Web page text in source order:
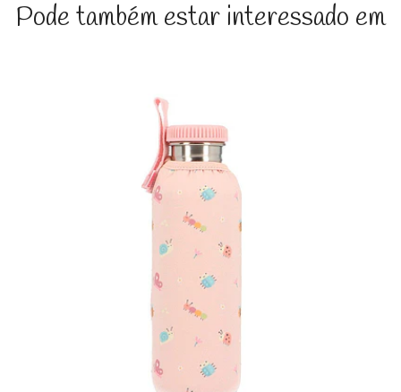
Pode também estar interessado em